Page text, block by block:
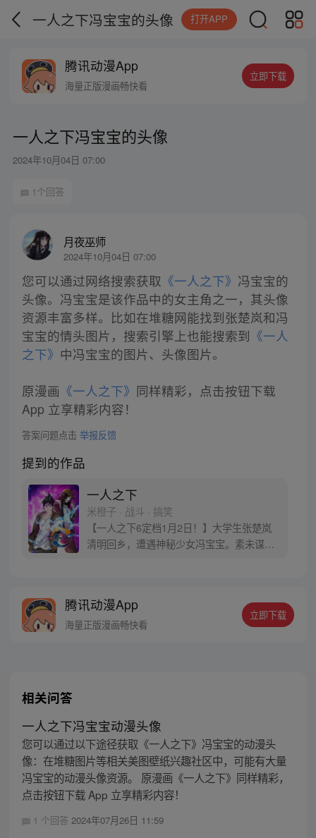
一人之下冯宝宝的头像 打开APP
腾讯动漫App
海量正版漫画畅快看
立即下载
一人之下冯宝宝的头像
2024年10月04日 07:00
1个回答
月夜巫师
2024年10月04日 07:00
您可以通过网络搜索获取 《一人之下》 冯宝宝的
头像。冯宝宝是该作品中的女主角之一，其头像
资源丰富多样。比如在堆糖网能找到张楚岚和冯
宝宝的情头图片，搜索引擎上也能搜索到 《一人
之下》 中冯宝宝的图片、头像图片。
原漫画 《一人之下》 同样精彩，点击按钮下载
App 立享精彩内容！
答案问题点击 举报反馈
提到的作品
一人之下
米橙子 · 战斗 · 搞笑
【一人之下6定档1月2日！】大学生张楚岚
清明回乡，遭遇神秘少女冯宝宝。素未谋面
密，张楚岚的生活被彻底颠覆，与冯宝宝一
同踏上“异人”之旅。
腾讯动漫App
海量正版漫画畅快看
立即下载
相关问答
一人之下冯宝宝动漫头像
您可以通过以下途径获取《一人之下》冯宝宝的动漫头
像：在堆糖图片等相关美图壁纸兴趣社区中，可能有大量
冯宝宝的动漫头像资源。 原漫画《一人之下》同样精彩，
点击按钮下载 App 立享精彩内容！
1 个回答 2024年07月26日 11:59